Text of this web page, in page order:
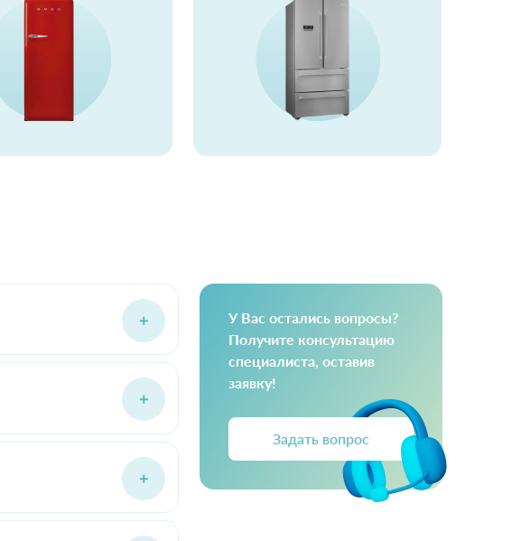
У Вас остались вопросы?
Получите консультацию
специалиста, оставив
заявку!
Задать вопрос